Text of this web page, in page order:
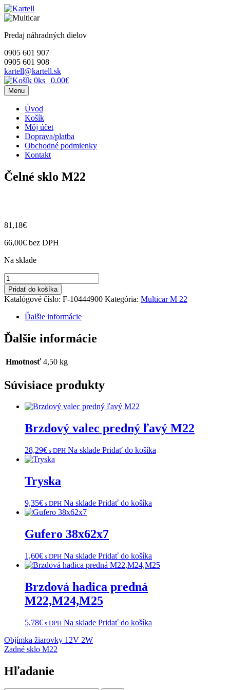
Skip
to
Predaj náhradných dielov
0905 601 907
0905 601 908
kartell@kartell.sk
0ks | 0.00€
Menu
Úvod
Košík
Môj účet
Doprava/platba
Obchodné podmienky
Kontakt
Čelné sklo M22
81,18€
66,00€ bez DPH
Na sklade
množstvo
Čelné
sklo
M22
Pridať do košíka
Katalógové číslo: F-10444900 Kategória: Multicar M 22
Ďalšie informácie
Ďalšie informácie
Hmotnosť 4,50 kg
Súvisiace produkty
Brzdový valec predný ľavý M22
28,29€ s DPH Na sklade Pridať do košíka
Tryska
9,35€ s DPH Na sklade Pridať do košíka
Gufero 38x62x7
1,60€ s DPH Na sklade Pridať do košíka
Brzdová hadica predná
M22,M24,M25
5,78€ s DPH Na sklade Pridať do košíka
Navigácia
v
článku
Objímka žiarovky 12V 2W
Zadné sklo M22
Hľadanie